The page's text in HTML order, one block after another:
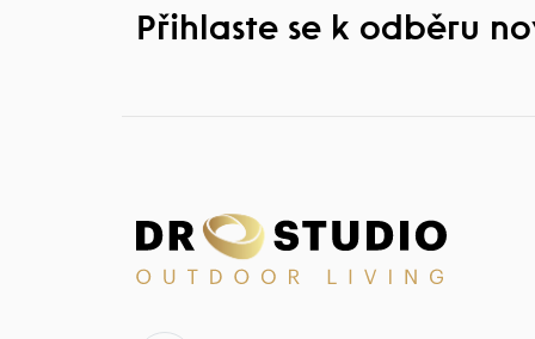
Přihlaste se k odběru